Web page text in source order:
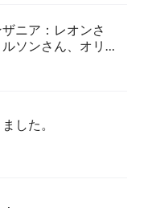
ザニア：レオンさ
ソンさん、オリ
ぐら 珈琲豆追
した。